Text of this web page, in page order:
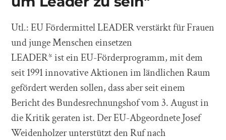
Utl.: EU Fördermittel LEADER verstärkt für Frauen
und junge Menschen einsetzen
LEADER* ist ein EU-Förderprogramm, mit dem
seit 1991 innovative Aktionen im ländlichen Raum
gefördert werden sollen, dass aber seit einem
Bericht des Bundesrechnungshof vom 3. August in
die Kritik geraten ist. Der EU-Abgeordnete Josef
Weidenholzer unterstützt den Ruf nach